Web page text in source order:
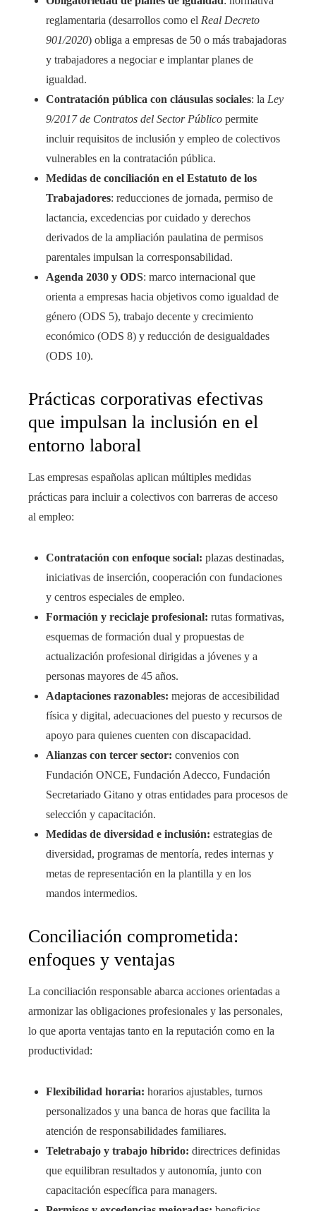
reglamentaria (desarrollos como el Real Decreto
901/2020) obliga a empresas de 50 o más trabajadoras
y trabajadores a negociar e implantar planes de
igualdad.
Contratación pública con cláusulas sociales: la Ley
9/2017 de Contratos del Sector Público permite
incluir requisitos de inclusión y empleo de colectivos
vulnerables en la contratación pública.
Medidas de conciliación en el Estatuto de los
Trabajadores: reducciones de jornada, permiso de
lactancia, excedencias por cuidado y derechos
derivados de la ampliación paulatina de permisos
parentales impulsan la corresponsabilidad.
Agenda 2030 y ODS: marco internacional que
orienta a empresas hacia objetivos como igualdad de
género (ODS 5), trabajo decente y crecimiento
económico (ODS 8) y reducción de desigualdades
(ODS 10).
Prácticas corporativas efectivas
que impulsan la inclusión en el
entorno laboral
Las empresas españolas aplican múltiples medidas
prácticas para incluir a colectivos con barreras de acceso
al empleo:
Contratación con enfoque social: plazas destinadas,
iniciativas de inserción, cooperación con fundaciones
y centros especiales de empleo.
Formación y reciclaje profesional: rutas formativas,
esquemas de formación dual y propuestas de
actualización profesional dirigidas a jóvenes y a
personas mayores de 45 años.
Adaptaciones razonables: mejoras de accesibilidad
física y digital, adecuaciones del puesto y recursos de
apoyo para quienes cuenten con discapacidad.
Alianzas con tercer sector: convenios con
Fundación ONCE, Fundación Adecco, Fundación
Secretariado Gitano y otras entidades para procesos de
selección y capacitación.
Medidas de diversidad e inclusión: estrategias de
diversidad, programas de mentoría, redes internas y
metas de representación en la plantilla y en los
mandos intermedios.
Conciliación comprometida:
enfoques y ventajas
La conciliación responsable abarca acciones orientadas a
armonizar las obligaciones profesionales y las personales,
lo que aporta ventajas tanto en la reputación como en la
productividad:
Flexibilidad horaria: horarios ajustables, turnos
personalizados y una banca de horas que facilita la
atención de responsabilidades familiares.
Teletrabajo y trabajo híbrido: directrices definidas
que equilibran resultados y autonomía, junto con
capacitación específica para managers.